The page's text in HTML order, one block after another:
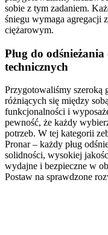
sobie z tym zadaniem.
śniegu wymaga agregacji
ciężarowym.
Pług do
technicznych
Przygotowaliśmy szeroką
różniących się między
funkcjonalności i
pewność, że każdy
potrzeb. W tej kategorii
Pronar – każdy pług
solidności, wysokiej
wydajne i bezpieczne w
Postaw na sprawdzone